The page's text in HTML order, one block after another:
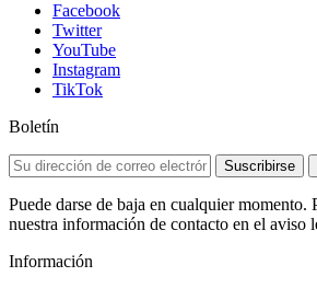
Facebook
Twitter
YouTube
Instagram
TikTok
Boletín
Suscribirse
Puede darse de baja en cualquier momento.
nuestra información de contacto en el aviso
Información